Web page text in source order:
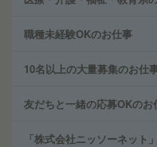
職種未経験OKのお仕事
10名以上の大量募集のお仕
友だちと一緒の応募OKのお
「株式会社ニッソーネット